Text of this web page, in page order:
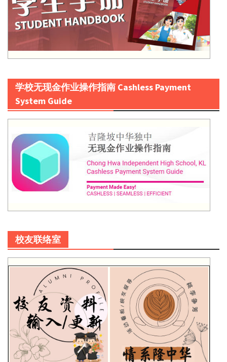
学校无现金作业操作指南 Cashless Payment
System Guide
校友联络室